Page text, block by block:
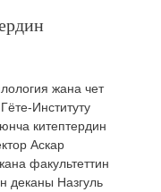
жана чет
Институту
китептердин
Аскар
факультеттин
деканы Назгуль